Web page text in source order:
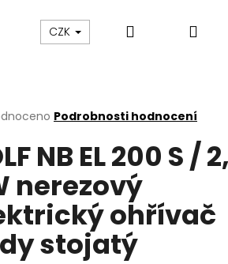
VÝPRODEJ Kontakty
CZK Hledat
Podrobnosti hodnocení
NB EL 200 S /
nerezový
ohřívač
stojatý